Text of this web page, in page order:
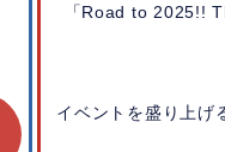
「Road to 2025!!
イベントを盛り上げ